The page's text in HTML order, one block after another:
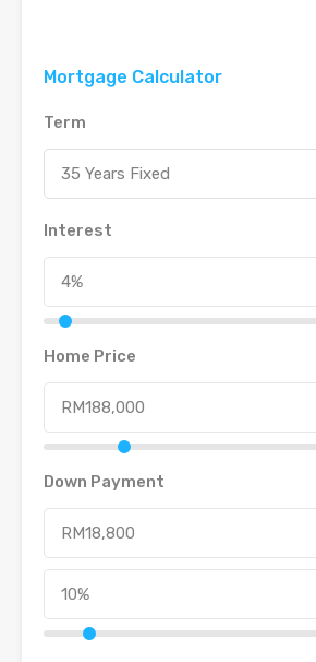
Mortgage Calculator
Term
35 Years Fixed
Interest
Home Price
Down Payment